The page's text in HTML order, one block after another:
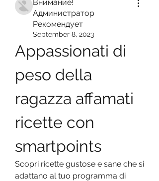
Внимание!
Администратор
Рекомендует
September 8, 2023
Appassionati di
peso della
ragazza affamati
ricette con
smartpoints
Scopri ricette gustose e sane che si
adattano al tuo programma di